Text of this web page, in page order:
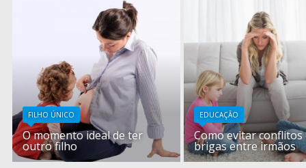
FILHO ÚNICO
O momento ideal de ter
outro filho
EDUCAÇÃO
Como evitar conflitos
brigas entre irmãos